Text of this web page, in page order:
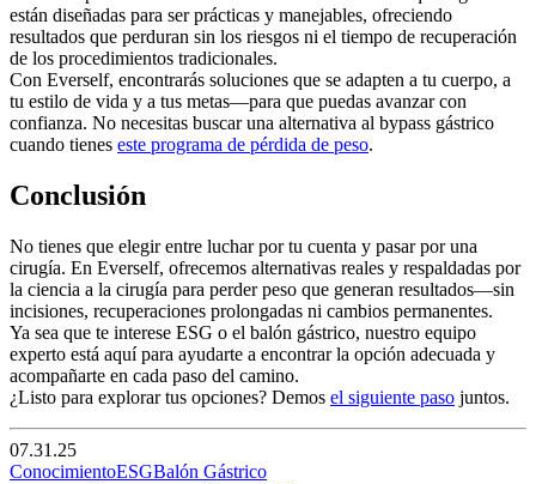
están diseñadas para ser prácticas y manejables, ofreciendo
resultados que perduran sin los riesgos ni el tiempo de recuperación
de los procedimientos tradicionales.
Con Everself, encontrarás soluciones que se adapten a tu cuerpo, a
tu estilo de vida y a tus metas—para que puedas avanzar con
confianza. No necesitas buscar una alternativa al bypass gástrico
cuando tienes este programa de pérdida de peso.
Conclusión
No tienes que elegir entre luchar por tu cuenta y pasar por una
cirugía. En Everself, ofrecemos alternativas reales y respaldadas por
la ciencia a la cirugía para perder peso que generan resultados—sin
incisiones, recuperaciones prolongadas ni cambios permanentes.
Ya sea que te interese ESG o el balón gástrico, nuestro equipo
experto está aquí para ayudarte a encontrar la opción adecuada y
acompañarte en cada paso del camino.
¿Listo para explorar tus opciones? Demos el siguiente paso juntos.
07.31.25
ConocimientoESGBalón Gástrico